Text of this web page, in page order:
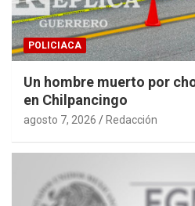
POLICIACA
Un hombre muerto por
en Chilpancingo
agosto 7, 2026 Redacción